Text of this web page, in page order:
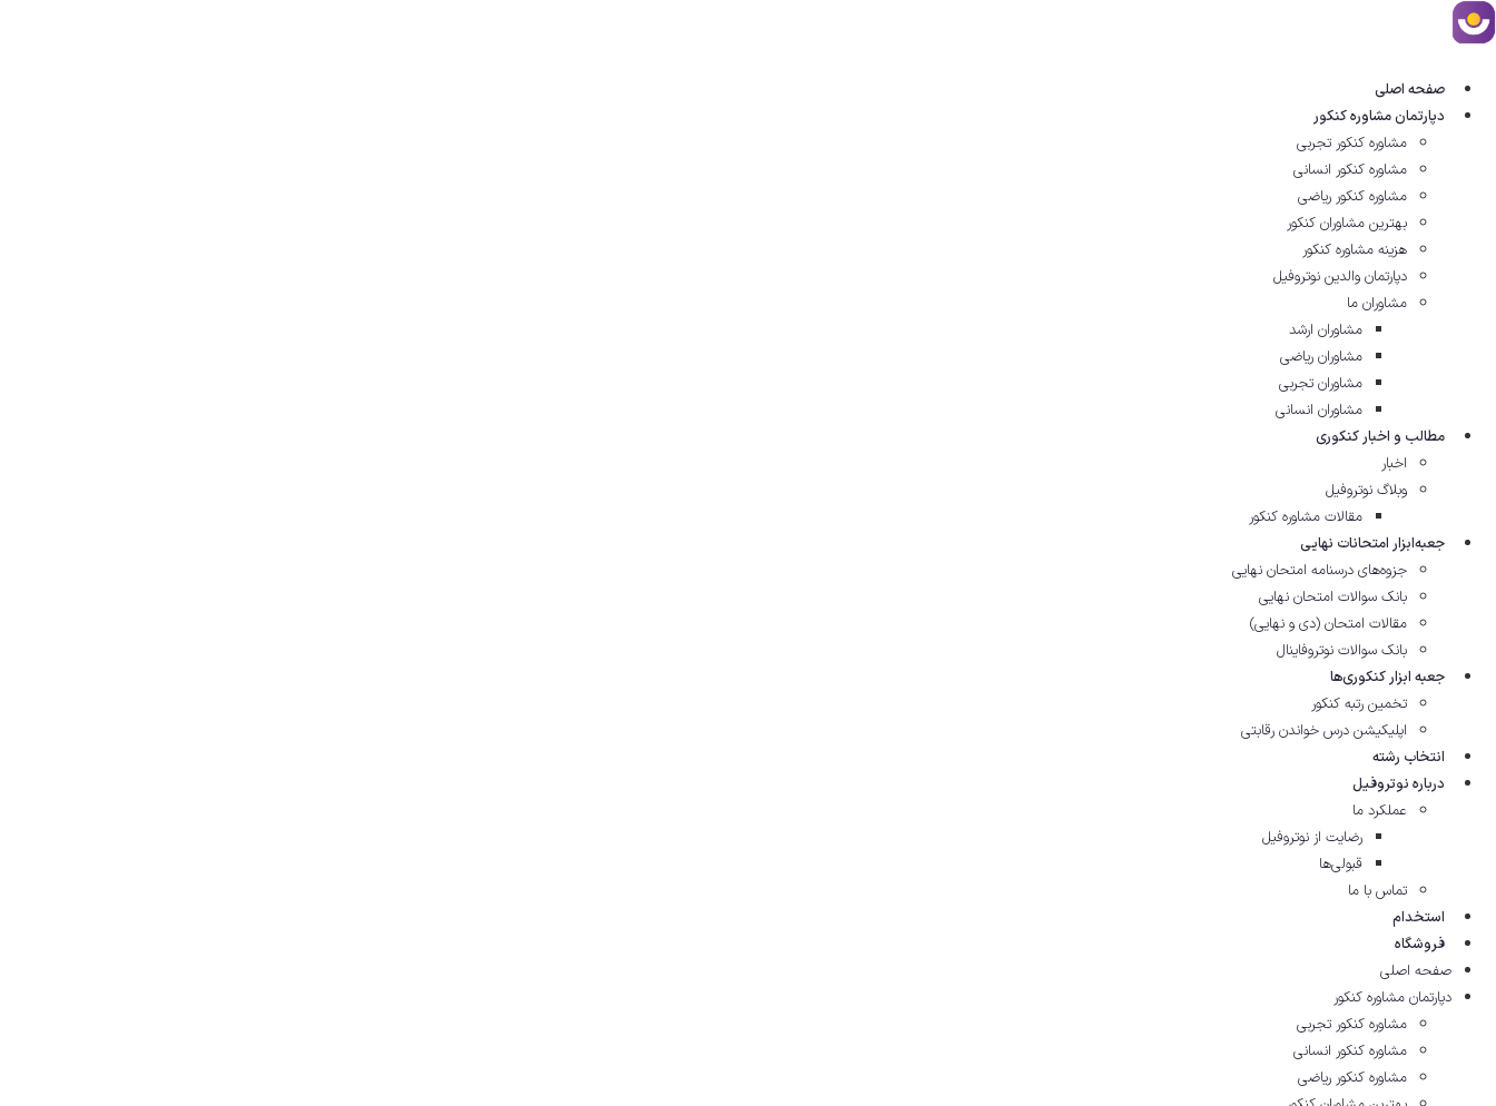
پرش
به
صفحه اصلی
دپارتمان مشاوره کنکور
مشاوره کنکور تجربی
مشاوره کنکور انسانی
مشاوره کنکور ریاضی
بهترین مشاوران کنکور
هزینه مشاوره کنکور
دپارتمان والدین نوتروفیل
مشاوران ما
مشاوران ارشد
مشاوران ریاضی
مشاوران تجربی
مشاوران انسانی
مطالب و اخبار کنکوری
اخبار
وبلاگ نوتروفیل
مقالات مشاوره‌ کنکور
جعبه‌ابزار امتحانات نهایی
جزوه‌های درسنامه امتحان نهایی
بانک سوالات امتحان نهایی
مقالات امتحان (دی و نهایی)
بانک سوالات نوتروفاینال
جعبه ابزار کنکوری‌ها
تخمین رتبه کنکور
اپلیکیشن درس خواندن رقابتی
انتخاب رشته
درباره نوتروفیل
عملکرد ما
رضایت از نوتروفیل
قبولی‌ها
تماس با ما
استخدام
فروشگاه
صفحه اصلی
دپارتمان مشاوره کنکور
مشاوره کنکور تجربی
مشاوره کنکور انسانی
مشاوره کنکور ریاضی